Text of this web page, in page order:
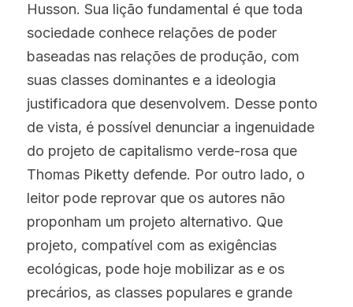
Husson. Sua lição fundamental é que toda
sociedade conhece relações de poder
baseadas nas relações de produção, com
suas classes dominantes e a ideologia
justificadora que desenvolvem. Desse ponto
de vista, é possível denunciar a ingenuidade
do projeto de capitalismo verde-rosa que
Thomas Piketty defende. Por outro lado, o
leitor pode reprovar que os autores não
proponham um projeto alternativo. Que
projeto, compatível com as exigências
ecológicas, pode hoje mobilizar as e os
precários, as classes populares e grande